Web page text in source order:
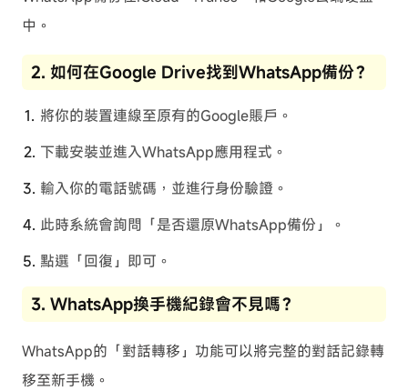
中。
2. 如何在Google Drive找到WhatsApp備份？
將你的裝置連線至原有的Google賬戶。
下載安裝並進入WhatsApp應用程式。
輸入你的電話號碼，並進行身份驗證。
此時系統會詢問「是否還原WhatsApp備份」。
點選「回復」即可。
3. WhatsApp換手機紀錄會不見嗎？
WhatsApp的「對話轉移」功能可以將完整的對話記錄轉
移至新手機。